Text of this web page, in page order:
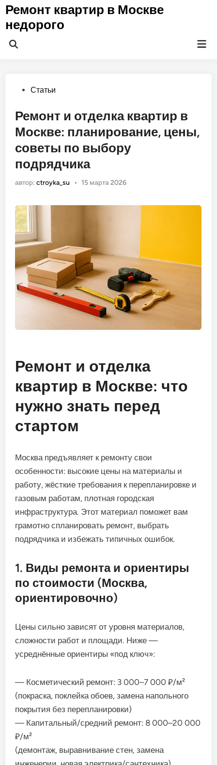
Перейти
содержимому
Ремонт квартир в Москве
недорого
Открыть
Опубликовано
Статьи
Ремонт и отделка квартир в
Москве: планирование, цены,
советы по выбору
подрядчика
автор:ctroyka_su • 15 марта 2026
Ремонт и отделка
квартир в Москве: что
нужно знать перед
стартом
Москва предъявляет к ремонту свои
особенности: высокие цены на материалы и
работу, жёсткие требования к перепланировке и
газовым работам, плотная городская
инфраструктура. Этот материал поможет вам
грамотно спланировать ремонт, выбрать
подрядчика и избежать типичных ошибок.
1. Виды ремонта и ориентиры
по стоимости (Москва,
ориентировочно)
Цены сильно зависят от уровня материалов,
сложности работ и площади. Ниже —
усреднённые ориентиры «под ключ»:
— Косметический ремонт: 3 000–7 000 ₽/м²
(покраска, поклейка обоев, замена напольного
покрытия без перепланировки)
— Капитальный/средний ремонт: 8 000–20 000
₽/м²
(демонтаж, выравнивание стен, замена